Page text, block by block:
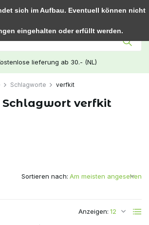
0
lieferung ab 30.- (NL)
Schlagworte verfkit
verfkit
Anzeigen:
Sortieren nach:
sich im Aufbau. Eventuell können nicht
eingehalten oder erfüllt werden.